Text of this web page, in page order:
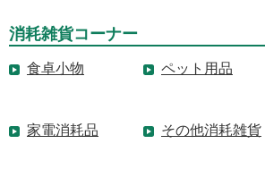
消耗雑貨コーナー
食卓小物 ペット用品
家電消耗品 その他消耗雑貨